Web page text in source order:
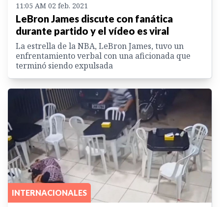
11:05 AM 02 feb. 2021
LeBron James discute con fanática
durante partido y el vídeo es viral
La estrella de la NBA, LeBron James, tuvo un
enfrentamiento verbal con una aficionada que
terminó siendo expulsada
INTERNACIONALES